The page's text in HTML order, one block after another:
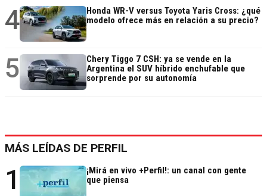
4
Honda WR-V versus Toyota Yaris Cross: ¿qué
modelo ofrece más en relación a su precio?
5
Chery Tiggo 7 CSH: ya se vende en la
Argentina el SUV híbrido enchufable que
sorprende por su autonomía
MÁS LEÍDAS DE PERFIL
1
¡Mirá en vivo +Perfil!: un canal con gente
que piensa